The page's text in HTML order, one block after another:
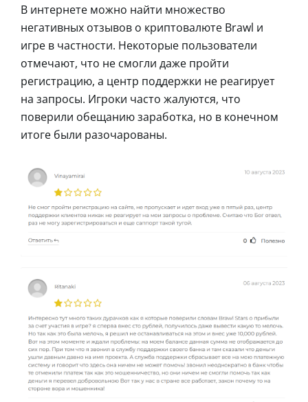
В интернете можно найти множество
негативных отзывов о криптовалюте Brawl и
игре в частности. Некоторые пользователи
отмечают, что не смогли даже пройти
регистрацию, а центр поддержки не реагирует
на запросы. Игроки часто жалуются, что
поверили обещанию заработка, но в конечном
итоге были разочарованы.